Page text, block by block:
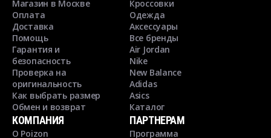
Магазин в Москве
Оплата
Доставка
Помощь
Гарантия и
безопасность
Проверка на
оригинальность
Как выбрать размер
Обмен и возврат
Кроссовки
Одежда
Аксессуары
Все бренды
Air Jordan
Nike
New Balance
Adidas
Asics
Каталог
КОМПАНИЯ
О Poizon
ПАРТНЕРАМ
Программа